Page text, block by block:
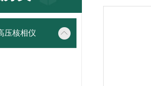
压核相仪